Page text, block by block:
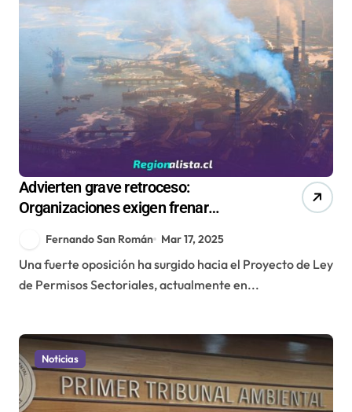
Advierten grave retroceso:
Organizaciones exigen frenar
flexibilizar permisos ambientales
Fernando San Román Mar 17, 2025
Una fuerte oposición ha surgido hacia el Proyecto de Ley
de Permisos Sectoriales, actualmente en...
Noticias